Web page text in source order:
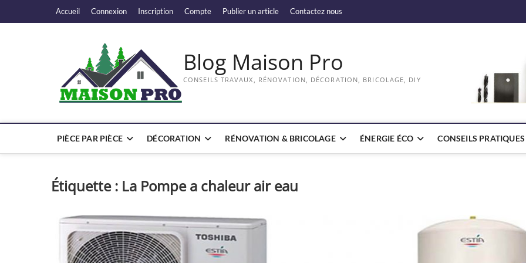
Accueil Connexion Inscription Compte Publier un article Contactez nous
Blog Maison Pro
CONSEILS TRAVAUX, RÉNOVATION, DÉCORATION, BRICOLAGE, DIY
PIÈCE PAR PIÈCE DÉCORATION RÉNOVATION & BRICOLAGE ÉNERGIE ÉCO CONSEILS PRATIQUES
Étiquette : La Pompe a chaleur air eau